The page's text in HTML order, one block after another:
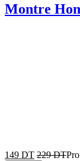
Montre
149 DT 229DT